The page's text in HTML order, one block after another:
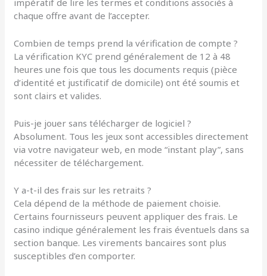
impératif de lire les termes et conditions associés à
chaque offre avant de l’accepter.
Combien de temps prend la vérification de compte ?
La vérification KYC prend généralement de 12 à 48
heures une fois que tous les documents requis (pièce
d’identité et justificatif de domicile) ont été soumis et
sont clairs et valides.
Puis-je jouer sans télécharger de logiciel ?
Absolument. Tous les jeux sont accessibles directement
via votre navigateur web, en mode “instant play”, sans
nécessiter de téléchargement.
Y a-t-il des frais sur les retraits ?
Cela dépend de la méthode de paiement choisie.
Certains fournisseurs peuvent appliquer des frais. Le
casino indique généralement les frais éventuels dans sa
section banque. Les virements bancaires sont plus
susceptibles d’en comporter.